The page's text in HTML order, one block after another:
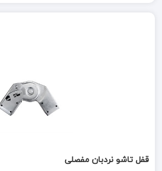
قفل تاشو نردبان مفصلی